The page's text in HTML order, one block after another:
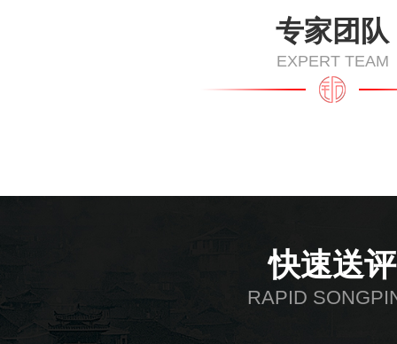
专家团队
EXPERT TEAM
快速送评
RAPID